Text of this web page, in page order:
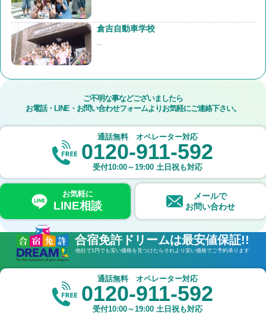
倉吉自動車学校
ご不明な事などございましたら
お電話・LINE・お問い合わせフォームよりお気軽にご連絡下さい。
通話無料 オペレーター対応
0120-911-592
受付10:00～19:00 土日祝も対応
お気軽に
LINE相談
メールで
お問い合わせ
合宿免許ドリームは最安値保証!!
他社で1円でも安い価格を見つけたら それより安い価格でご予約承ります
通話無料 オペレーター対応
0120-911-592
受付10:00～19:00 土日祝も対応